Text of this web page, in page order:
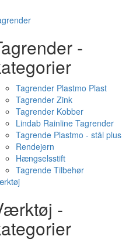
-
Tagrender Plastmo Plast
Tagrender Zink
Tagrender Kobber
Lindab Rainline Tagrender
Tagrende Plastmo - stål plus
Rendejern
Hængselsstift
Tagrende Tilbehør
-